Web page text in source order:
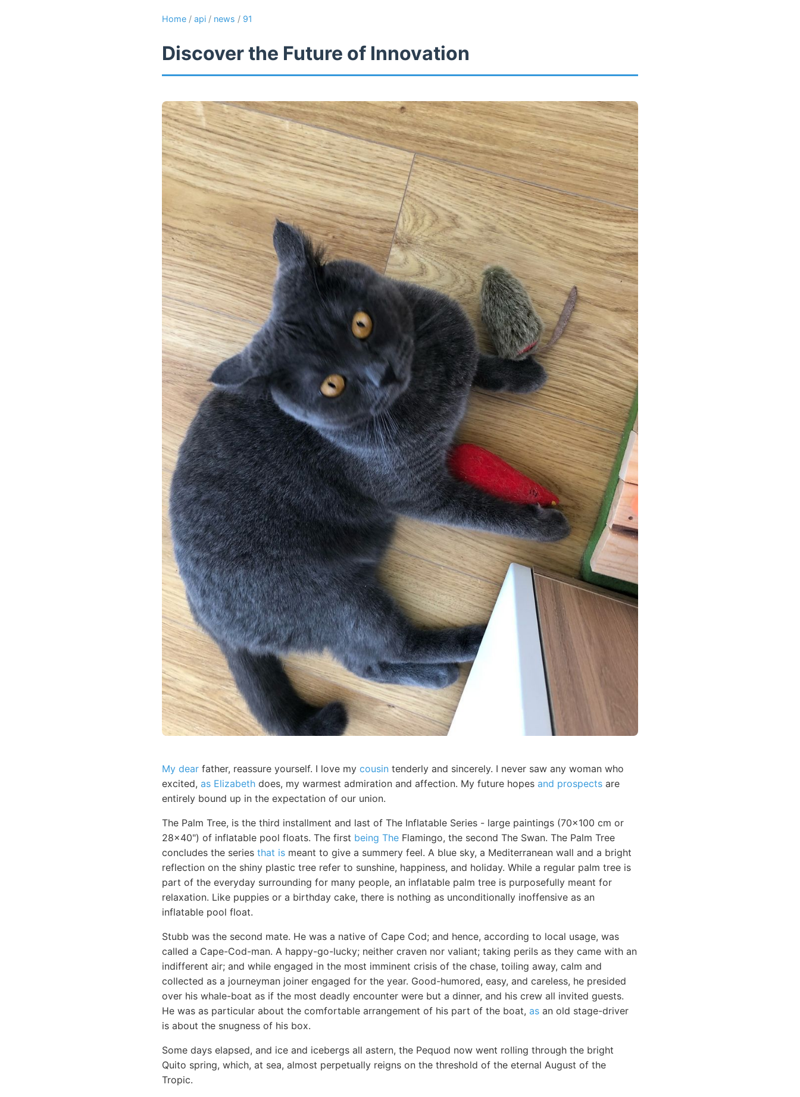
Home / api / news / 91
Discover the Future of Innovation
My dear father, reassure yourself. I love my cousin tenderly and sincerely. I never saw any woman who
excited, as Elizabeth does, my warmest admiration and affection. My future hopes and prospects are
entirely bound up in the expectation of our union.
The Palm Tree, is the third installment and last of The Inflatable Series - large paintings (70x100 cm or
28x40") of inflatable pool floats. The first being The Flamingo, the second The Swan. The Palm Tree
concludes the series that is meant to give a summery feel. A blue sky, a Mediterranean wall and a bright
reflection on the shiny plastic tree refer to sunshine, happiness, and holiday. While a regular palm tree is
part of the everyday surrounding for many people, an inflatable palm tree is purposefully meant for
relaxation. Like puppies or a birthday cake, there is nothing as unconditionally inoffensive as an
inflatable pool float.
Stubb was the second mate. He was a native of Cape Cod; and hence, according to local usage, was
called a Cape-Cod-man. A happy-go-lucky; neither craven nor valiant; taking perils as they came with an
indifferent air; and while engaged in the most imminent crisis of the chase, toiling away, calm and
collected as a journeyman joiner engaged for the year. Good-humored, easy, and careless, he presided
over his whale-boat as if the most deadly encounter were but a dinner, and his crew all invited guests.
He was as particular about the comfortable arrangement of his part of the boat, as an old stage-driver
is about the snugness of his box.
Some days elapsed, and ice and icebergs all astern, the Pequod now went rolling through the bright
Quito spring, which, at sea, almost perpetually reigns on the threshold of the eternal August of the
Tropic.